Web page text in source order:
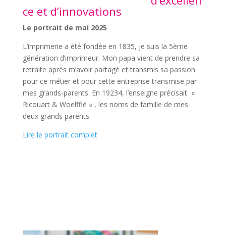
ce et d’innovations
Le portrait de mai 2025
L’imprimerie a été fondée en 1835, je suis la 5ème
génération d’imprimeur. Mon papa vient de prendre sa
retraite après m’avoir partagé et transmis sa passion
pour ce métier et pour cette entreprise transmise par
mes grands-parents. En 19234, l’enseigne précisait »
Ricouart & Woelfflé « , les noms de famille de mes
deux grands parents.
Lire le portrait complet